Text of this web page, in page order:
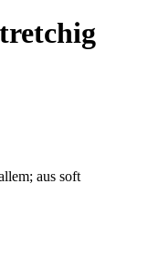
aus soft